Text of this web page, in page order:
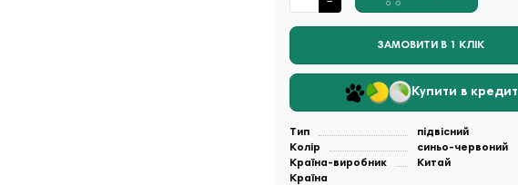
ЗАМОВИТИ В 1 КЛІК
Купити в кредит
Тип
підвісний
Колір
синьо-червоний
Країна-виробник
Китай
Країна